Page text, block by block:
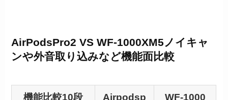
AirPodsPro2 VS WF-1000XM5ノイキャ
ンや外音取り込みなど機能面比較
機能比較10段
Airpodsp
WF-1000